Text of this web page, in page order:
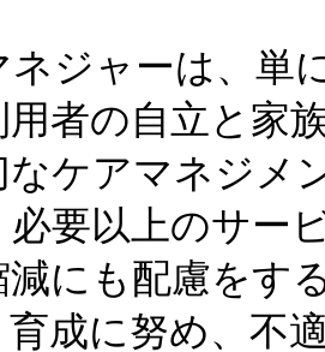
ネジャーは、単
用者の自立と家
なケアマネジメ
必要以上のサー
減にも配慮をす
育成に努め、不